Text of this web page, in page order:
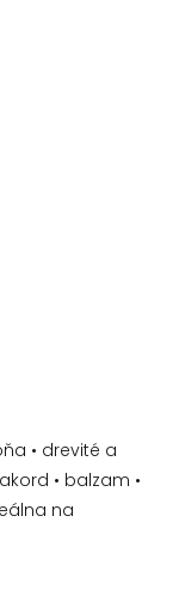
• drevité a
• balzam •
na